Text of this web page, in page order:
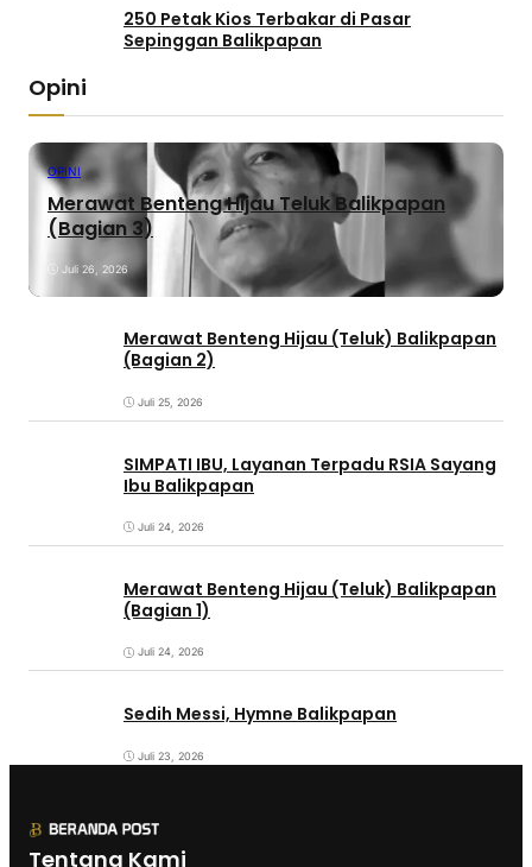
250 Petak Kios Terbakar di Pasar
Sepinggan Balikpapan
Opini
OPINI
Merawat Benteng Hijau Teluk Balikpapan
(Bagian 3)
Juli 26, 2026
Merawat Benteng Hijau (Teluk) Balikpapan
(Bagian 2)
Juli 25, 2026
SIMPATI IBU, Layanan Terpadu RSIA Sayang
Ibu Balikpapan
Juli 24, 2026
Merawat Benteng Hijau (Teluk) Balikpapan
(Bagian 1)
Juli 24, 2026
Sedih Messi, Hymne Balikpapan
Juli 23, 2026
Tentang Kami